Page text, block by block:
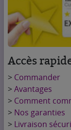
Accès
> Commander
>Avantages
> Comment
> Nos garanties
> Livraison